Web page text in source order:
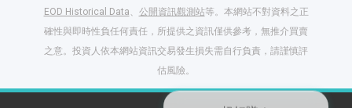
EOD Historical Data、 公開資訊觀測站等。本網站不對資料之正
確性與即時性負任何責任，所提供之資訊僅供參考，無推介買賣
之意。投資人依本網站資訊交易發生損失需自行負責，請謹慎評
估風險。